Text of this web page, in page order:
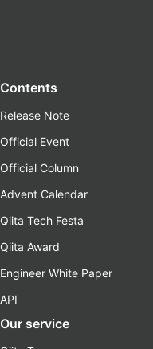
Contents
Release Note
Official Event
Official Column
Advent Calendar
Qiita Tech Festa
Qiita Award
Engineer White Paper
API
Our service